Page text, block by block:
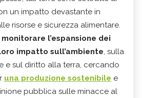
un impatto devastante in
risorse e sicurezza alimentare.
monitorare l’espansione dei
impatto sull’ambiente, sulla
e sul diritto alla terra, cercando
una produzione sostenibile e
pubblica sulle minacce al